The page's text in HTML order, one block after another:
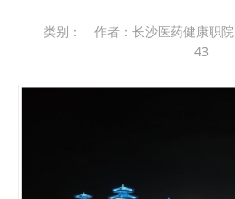
类别： 作者：长沙医药健康职院
43